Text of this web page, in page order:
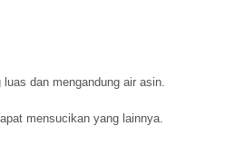
dan mengandung air asin.
mensucikan yang lainnya.